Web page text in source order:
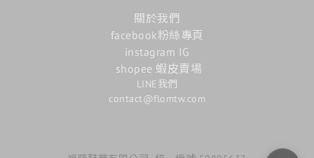
關於我們
facebook粉絲專頁
instagram IG
shopee 蝦皮賣場
LINE我們
contact@flomtw.com